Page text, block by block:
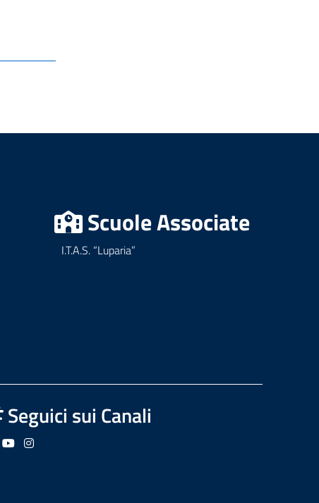
Scuole Associate
I.T.A.S. “Luparia”
Seguici sui Canali
Seguici su Facebook
Seguici su YouTube
Seguici su Instagram